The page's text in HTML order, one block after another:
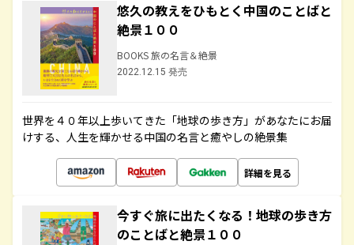
悠久の教えをひもとく中国のことばと
絶景１００
BOOKS 旅の名言＆絶景
2022.12.15 発売
世界を４０年以上歩いてきた「地球の歩き方」があなたにお届
けする、人生を輝かせる中国の名言と癒やしの絶景集
詳細を見る
今すぐ旅に出たくなる！地球の歩き方
のことばと絶景１００